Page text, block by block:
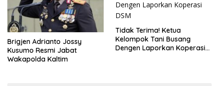
Brigjen Adrianto Jossy
Kusumo Resmi Jabat
Wakapolda Kaltim
Tidak Terima! Ketua
Kelompok Tani Busang
Dengen Laporkan Koperasi